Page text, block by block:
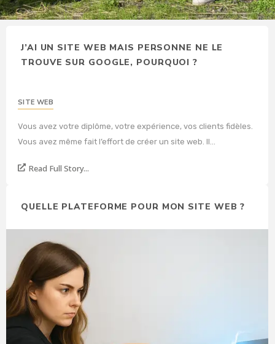
J’AI UN SITE WEB MAIS PERSONNE NE LE
TROUVE SUR GOOGLE, POURQUOI ?
SITE WEB
Vous avez votre diplôme, votre expérience, vos clients fidèles.
Vous avez même fait l’effort de créer un site web. Il...
Read Full Story...
QUELLE PLATEFORME POUR MON SITE WEB ?